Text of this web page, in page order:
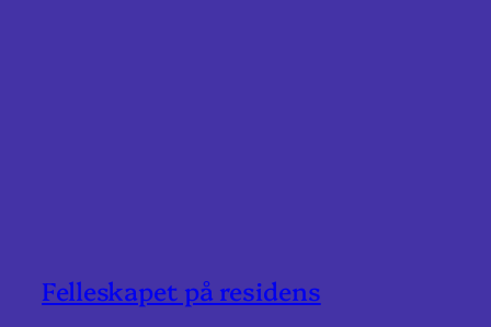
Felleskapet på residens